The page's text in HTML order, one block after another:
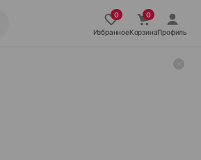
ИзбранноеКорзинаПрофиль